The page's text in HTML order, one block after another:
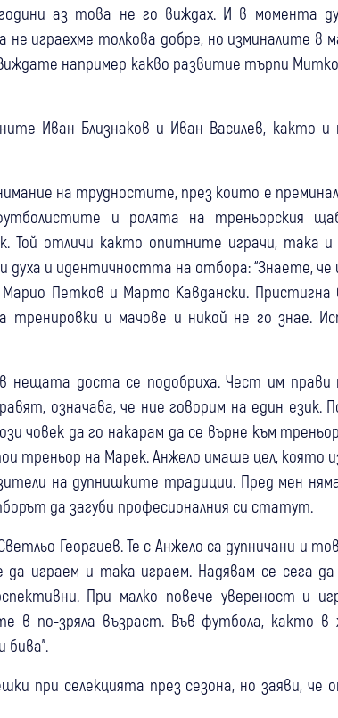
аз това не го виждах. И в момента
не играехме толкова добре, но изминалите 8
например какво развитие търпи
Иван Близнаков и Иван Василев, както
на трудностите, през които е
и ролята на треньорския
Той отличи както опитните играчи, така
духа и идентичността на отбора: “Знаете, че
Петков и Марто Кавдански. Пристигна
и мачове и никой не го знае.
нещата доста се подобриха. Чест им прави
означава, че ние говорим на един език.
човек да го накарам да се върне към
треньор на Марек. Анжело имаше цел, която
на дупнишките традиции. Пред мен
да загуби професионалния си статут.
Георгиев. Те с Анжело са дупничани и
да играем и така играем. Надявам се сега
При малко повече увереност и
в по-зряла възраст. Във футбола, както
бива”.
при селекцията през сезона, но заяви, че